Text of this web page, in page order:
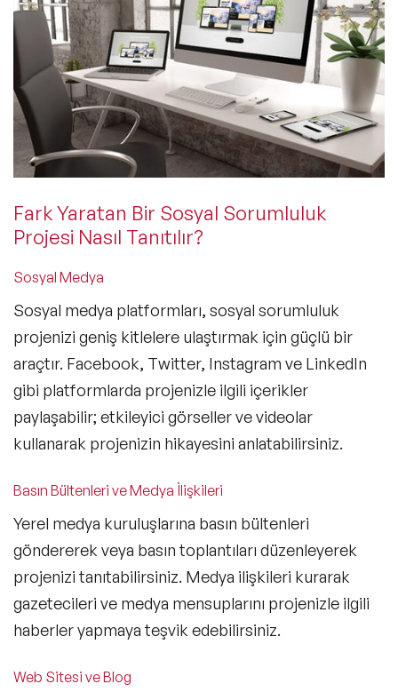
Fark Yaratan Bir Sosyal Sorumluluk
Projesi Nasıl Tanıtılır?
Sosyal Medya
Sosyal medya platformları, sosyal sorumluluk
projenizi geniş kitlelere ulaştırmak için güçlü bir
araçtır. Facebook, Twitter, Instagram ve LinkedIn
gibi platformlarda projenizle ilgili içerikler
paylaşabilir; etkileyici görseller ve videolar
kullanarak projenizin hikayesini anlatabilirsiniz.
Basın Bültenleri ve Medya İlişkileri
Yerel medya kuruluşlarına basın bültenleri
göndererek veya basın toplantıları düzenleyerek
projenizi tanıtabilirsiniz. Medya ilişkileri kurarak
gazetecileri ve medya mensuplarını projenizle ilgili
haberler yapmaya teşvik edebilirsiniz.
Web Sitesi ve Blog